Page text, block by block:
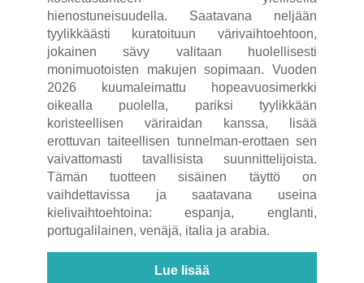
hienostuneisuudella. Saatavana neljään
tyylikkäästi kuratoituun värivaihtoehtoon,
jokainen sävy valitaan huolellisesti
monimuotoisten makujen sopimaan. Vuoden
2026 kuumaleimattu hopeavuosimerkki
oikealla puolella, pariksi tyylikkään
koristeellisen väriraidan kanssa, lisää
erottuvan taiteellisen tunnelman-erottaen sen
vaivattomasti tavallisista suunnittelijoista.
Tämän tuotteen sisäinen täyttö on
vaihdettavissa ja saatavana useina
kielivaihtoehtoina: espanja, englanti,
portugalilainen, venäjä, italia ja arabia.
Lue lisää